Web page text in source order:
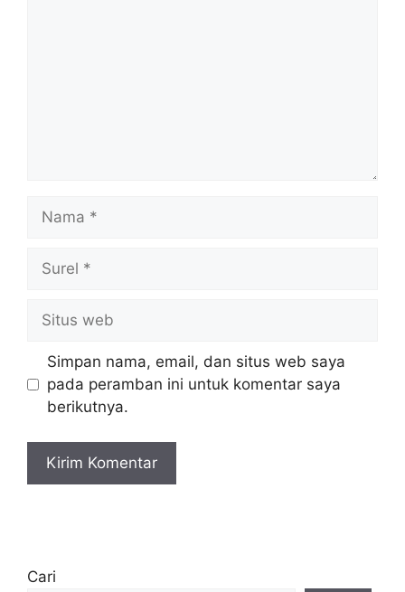
Nama
Surel
Situs
web
Simpan nama, email, dan situs web saya
pada peramban ini untuk komentar saya
berikutnya.
Cari